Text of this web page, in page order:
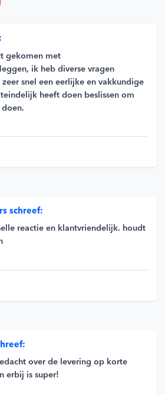
gekomen met
ik heb diverse vragen
snel een eerlijke en vakkundige
heeft doen beslissen om
schreef:
reactie en klantvriendelijk. houdt
over de levering op korte
erbij is super!